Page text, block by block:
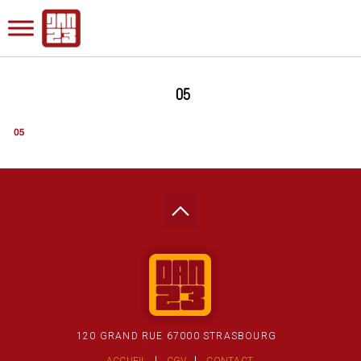
05
120 GRAND RUE 67000 STRASBOURG